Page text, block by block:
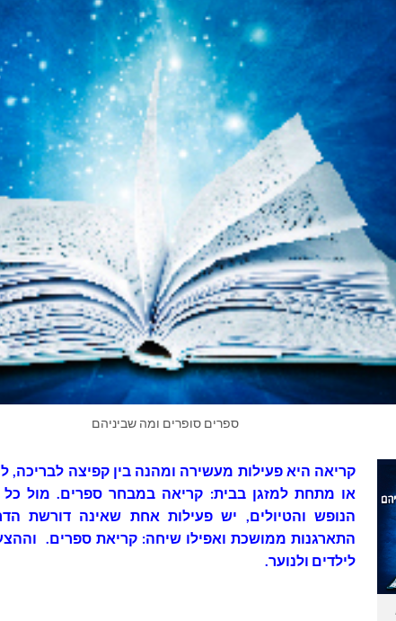
ספרים סופרים ומה שביניהם
קריאה היא פעילות מעשירה ומהנה בין קפיצה לבריכה,
או מתחת למזגן בבית: קריאה במבחר ספרים. מול
הנופש והטיולים, יש פעילות אחת שאינה דורשת
לילדים ולנוער.